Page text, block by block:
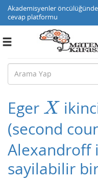
Akademisyenler
cevap platformu
Toggle
Eger X
X
(second
Alexandroff
sayilabilir